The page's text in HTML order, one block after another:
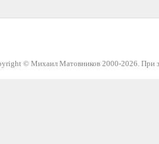
© Михаил Матовников 2000-2026. При